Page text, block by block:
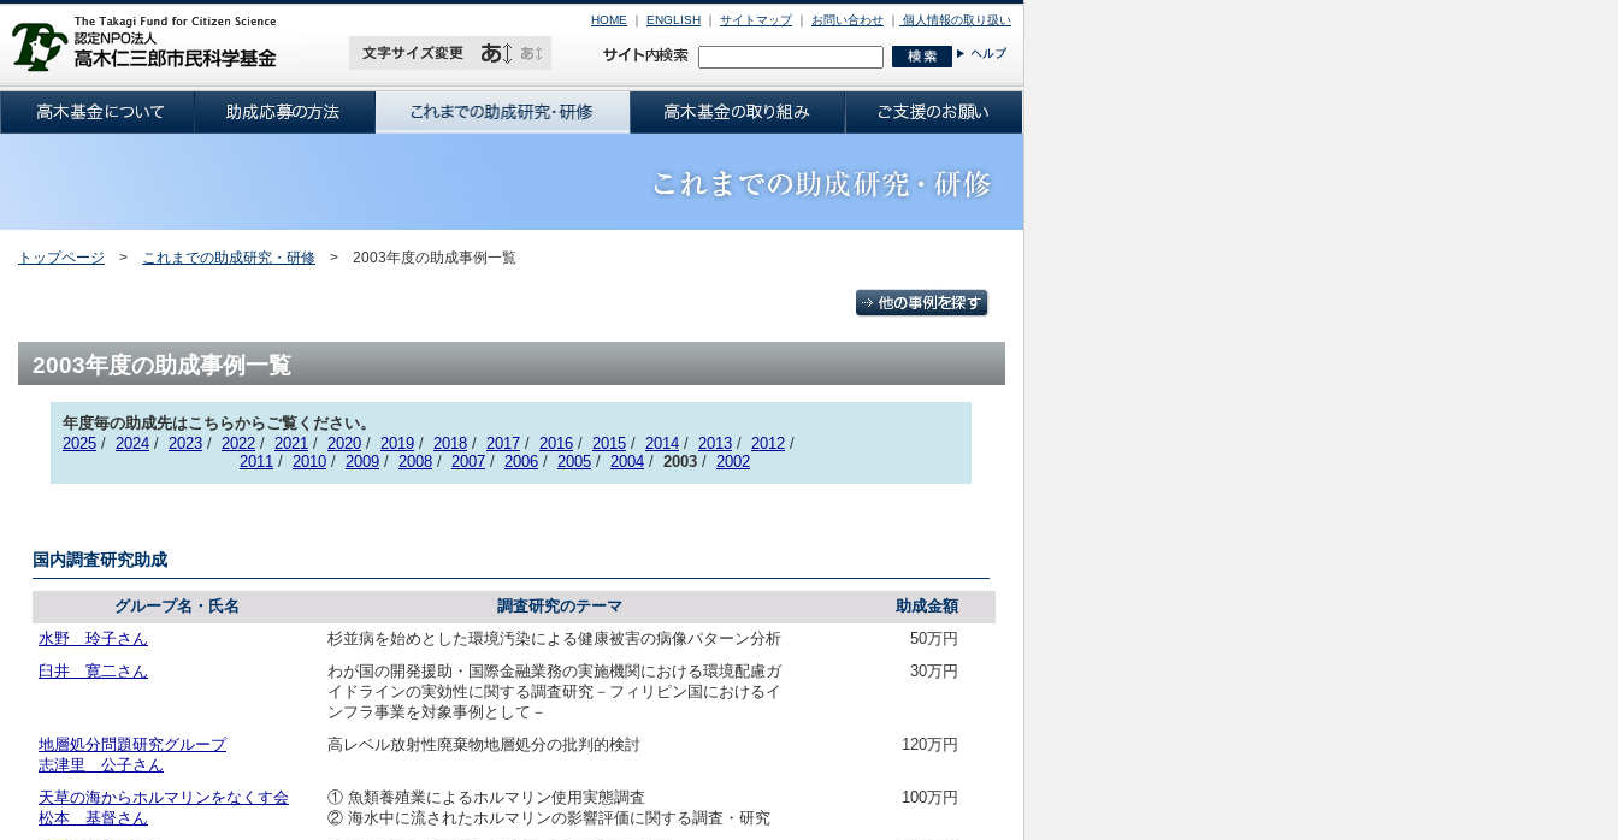
HOME ｜ ENGLISH ｜ サイトマップ｜ お問い合わせ ｜ 個人情報の取り扱い
トップページ > これまでの助成研究・研修 > 2003年度の助成事例一覧
2003年度の助成事例一覧
年度毎の助成先はこちらからご覧ください。
2025 / 2024 / 2023 / 2022 / 2021 / 2020 / 2019 / 2018 / 2017 / 2016 / 2015 / 2014 / 2013 / 2012 /
2011 / 2010 / 2009 / 2008 / 2007 / 2006 / 2005 / 2004 / 2003 / 2002
国内調査研究助成
グループ名・氏名 調査研究のテーマ
助成金額
水野 玲子さん
杉並病を始めとした環境汚染による健康被害の病像パターン分析
50万円
臼井 寛二さん
わが国の開発援助・国際金融業務の実施機関における環境配慮ガ
イドラインの実効性に関する調査研究－フィリピン国におけるイ
ンフラ事業を対象事例として－
30万円
地層処分問題研究グループ
志津里 公子さん
高レベル放射性廃棄物地層処分の批判的検討 120万円
天草の海からホルマリンをなくす会
松本 基督さん
① 魚類養殖業によるホルマリン使用実態調査
② 海水中に流されたホルマリンの影響評価に関する調査・研究
100万円